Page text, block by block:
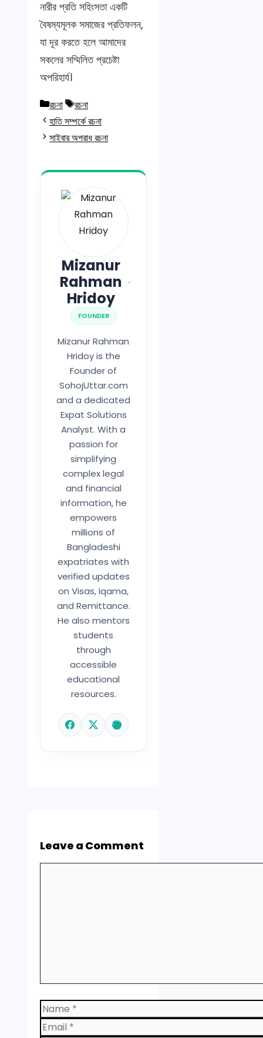
নারীর প্রতি সহিংসতা একটি
বৈষম্যমূলক সমাজের প্রতিফলন,
যা দূর করতে হলে আমাদের
সকলের সম্মিলিত প্রচেষ্টা
অপরিহার্য।
Categories
রচনা Tags
রচনা
হাতি সম্পর্কে রচনা
সাইবার অপরাধ রচনা
Mizanur
Rahman
Hridoy
FOUNDER
Mizanur Rahman
Hridoy is the
Founder of
SohojUttar.com
and a dedicated
Expat Solutions
Analyst. With a
passion for
simplifying
complex legal
and financial
information, he
empowers
millions of
Bangladeshi
expatriates with
verified updates
on Visas, Iqama,
and Remittance.
He also mentors
students
through
accessible
educational
resources.
Leave a Comment
Name
Email